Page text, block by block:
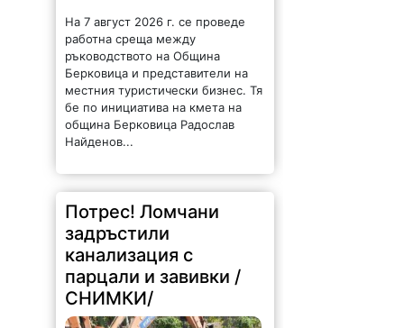
На 7 август 2026 г. се проведе
работна среща между
ръководството на Община
Берковица и представители на
местния туристически бизнес. Тя
бе по инициатива на кмета на
община Берковица Радослав
Найденов...
Потрес! Ломчани
задръстили
канализация с
парцали и завивки /
СНИМКИ/